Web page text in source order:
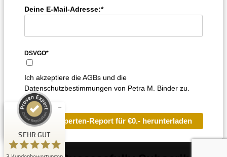
Deine E-Mail-Adresse:*
DSVGO*
Ich akzeptiere die AGBs und die
Datenschutzbestimmungen von Petra M. Binder zu.
Jetzt Experten-Report für €0.- herunterladen
SEHR GUT
Kundenbewertungen und Erfahrungen zu
100
%
Empfehlungen auf
ProvenExpert.com
SEHR GUT
5,00
/
5,00
3
Bewertungen auf ProvenExpert.com
Erfahren Sie mehr über dieses Bewertungssiegel